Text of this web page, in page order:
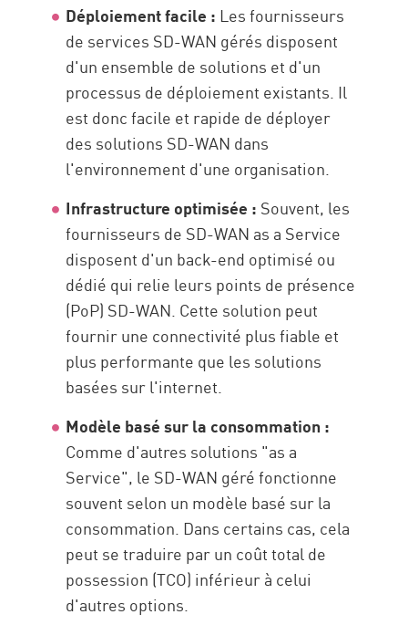
Déploiement facile : Les fournisseurs
de services SD-WAN gérés disposent
d'un ensemble de solutions et d'un
processus de déploiement existants. Il
est donc facile et rapide de déployer
des solutions SD-WAN dans
l'environnement d'une organisation.
Infrastructure optimisée : Souvent, les
fournisseurs de SD-WAN as a Service
disposent d'un back-end optimisé ou
dédié qui relie leurs points de présence
(PoP) SD-WAN. Cette solution peut
fournir une connectivité plus fiable et
plus performante que les solutions
basées sur l'internet.
Modèle basé sur la consommation :
Comme d'autres solutions "as a
Service", le SD-WAN géré fonctionne
souvent selon un modèle basé sur la
consommation. Dans certains cas, cela
peut se traduire par un coût total de
possession (TCO) inférieur à celui
d'autres options.